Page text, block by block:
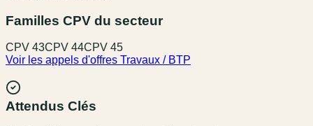
Familles CPV du secteur
CPV 43CPV 44CPV 45
Voir les appels d'offres Travaux / BTP
Attendus Clés